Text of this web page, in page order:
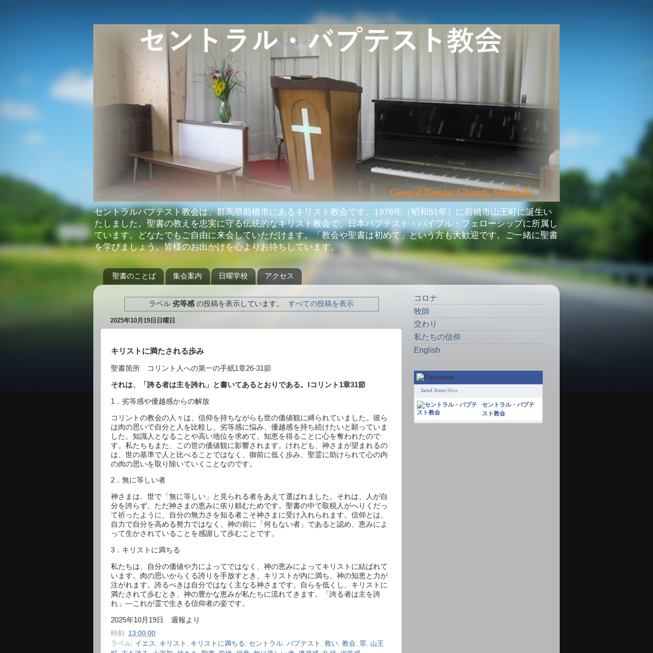
セントラルバプテスト教会は、群馬県前橋市にあるキリスト教会です。1976年（昭和51年）に前橋市山王町に誕生い
たしました。聖書の教えを忠実に守る伝統的なキリスト教会で、日本バプテスト・バイブル・フェローシップに所属し
ています。どなたでもご自由に来会していただけます。「教会や聖書は初めて」という方も大歓迎です。ご一緒に聖書
を学びましょう。皆様のお出かけを心よりお待ちしています。
聖書のことば 集会案内 日曜学校 アクセス
ラベル 劣等感の投稿を表示しています。 すべての投稿を表示
2025年10月19日日曜日
キリストに満たされる歩み
聖書箇所 コリント人への第一の手紙1章26-31節
それは、「誇る者は主を誇れ」と書いてあるとおりである。 Ⅰコリント 1章31節
1 ．劣等感や優越感からの解放
コリントの教会の人々は、信仰を持ちながらも世の価値観に縛られていました。彼ら
は肉の思いで自分と人を比較し、劣等感に悩み、優越感を持ち続けたいと願っていま
した。知識人となることや高い地位を求めて、知恵を得ることに心を奪われたので
す。私たちもまた、この世の価値観に影響されます。けれども、神さまが望まれるの
は、世の基準で人と比べることではなく、御前に低く歩み、聖霊に助けられて心の内
の肉の思いを取り除いていくことなのです。
2 ．無に等しい者
神さまは、世で「無に等しい」と見られる者をあえて選ばれました。それは、人が自
分を誇らず、ただ神さまの恵みに依り頼むためです。聖書の中で取税人がへりくだっ
て祈ったように、自分の無力さを知る者こそ神さまに受け入れられます。信仰とは、
自力で自分を高める努力ではなく、神の前に「何もない者」であると認め、恵みによ
って生かされていることを感謝して歩むことです。
3 ．キリストに満ちる
私たちは、自分の価値や力によってではなく、神の恵みによってキリストに結ばれて
います。肉の思いからくる誇りを手放すとき、キリストが内に満ち、神の知恵と力が
注がれます。誇るべきは自分ではなく主なる神さまです。自らを低くし、キリストに
満たされて歩むとき、神の豊かな恵みが私たちに流れてきます。「誇る者は主を誇
れ」―これが霊で生きる信仰者の姿です。
2025年10月 19日 週報より
時刻: 13:00:00
ラベル: イエス キリスト キリストに満ちる セントラル バプテスト 救い 教会 罪 山王
コロナ
牧師
交わり
私たちの信仰
English
Jared Jones likes
セントラル・バプテ
スト教会